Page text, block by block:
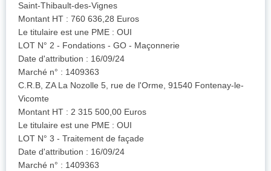
Saint-Thibault-des-Vignes
Montant HT : 760 636,28 Euros
Le titulaire est une PME : OUI
LOT N° 2 - Fondations - GO - Maçonnerie
Date d'attribution : 16/09/24
Marché n° : 1409363
C.R.B, ZA La Nozolle 5, rue de l'Orme, 91540 Fontenay-le-
Vicomte
Montant HT : 2 315 500,00 Euros
Le titulaire est une PME : OUI
LOT N° 3 - Traitement de façade
Date d'attribution : 16/09/24
Marché n° : 1409363